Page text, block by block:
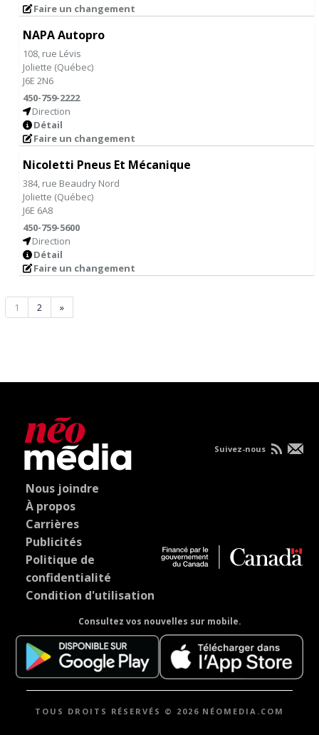
Faire un changement
NAPA Autopro
108, rue Lévis
Joliette (Québec)
J6E 2N6
450-759-2222
Direction
Détail
Faire un changement
Nicoletti Pneus Et Mécanique
384, rue Beaudry Nord
Joliette (Québec)
J6E 6A8
450-759-5600
Direction
Détail
Faire un changement
1 2 »
Nous joindre
À propos
Carrières
Publicités
Politique de
confidentialité
Condition d'utilisation
Consultez vos nouvelles sur mobile.
Suivez-nous
TOUS DROITS RÉSERVÉS © 2026 NÉOMEDIA.COM